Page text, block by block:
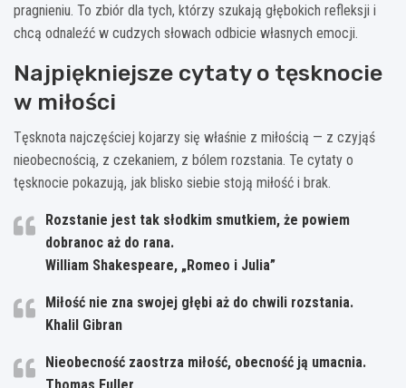
pragnieniu. To zbiór dla tych, którzy szukają głębokich refleksji i
chcą odnaleźć w cudzych słowach odbicie własnych emocji.
Najpiękniejsze cytaty o tęsknocie
w miłości
Tęsknota najczęściej kojarzy się właśnie z miłością — z czyjąś
nieobecnością, z czekaniem, z bólem rozstania. Te cytaty o
tęsknocie pokazują, jak blisko siebie stoją miłość i brak.
Rozstanie jest tak słodkim smutkiem, że powiem
dobranoc aż do rana.
William Shakespeare, „Romeo i Julia”
Miłość nie zna swojej głębi aż do chwili rozstania.
Khalil Gibran
Nieobecność zaostrza miłość, obecność ją umacnia.